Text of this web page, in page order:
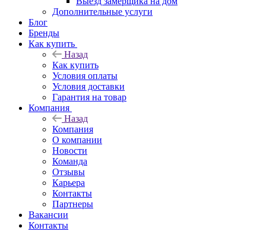
Дополнительные услуги
Блог
Бренды
Как купить
Назад
Как купить
Условия оплаты
Условия доставки
Гарантия на товар
Компания
Назад
Компания
О компании
Новости
Команда
Отзывы
Карьера
Контакты
Партнеры
Вакансии
Контакты